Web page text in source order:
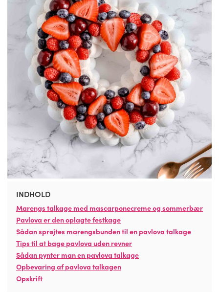
INDHOLD
Marengs talkage med mascarponecreme og sommerbær
Pavlova er den oplagte festkage
Sådan sprøjtes marengsbunden til en pavlova talkage
Tips til at bage pavlova uden revner
Sådan pynter man en pavlova talkage
Opbevaring af pavlova talkagen
Opskrift